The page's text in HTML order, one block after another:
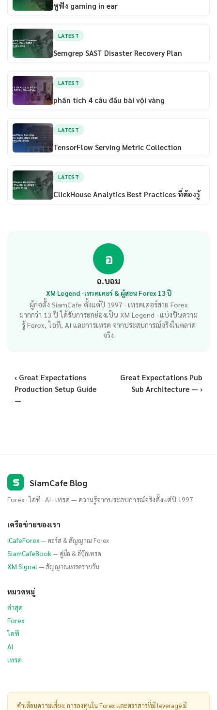
หูฟัง gaming in ear
LATEST
Semgrep SAST Disaster Recovery Plan
LATEST
phân tích 4 câu đầu bài vội vàng
LATEST
TensorFlow Serving Metric Collection
LATEST
ClickHouse Analytics Best Practices ที่ต้องรู้
อ
อ.บอม
XM Legend · เทรดเดอร์ & ผู้สอน Forex 13 ปี
ผู้ก่อตั้ง SiamCafe ตั้งแต่ปี 1997 · เทรดเดอร์สาย Forex
มากกว่า 13 ปี ได้รับการยกย่องเป็น XM Legend · แบ่งปันความ
รู้ Forex, ไอที, AI และการเทรด จากประสบการณ์จริงในตลาด
จริง
‹ Great Expectations
Production Setup Guide
—
Great Expectations Pub
Sub Architecture — ›
S SiamCafe Blog
Forex · ไอที · AI · เทรด — ความรู้จากประสบการณ์จริงตั้งแต่ปี 1997
เครือข่ายของเรา
iCafeForex— คอร์ส & สัญญาณ Forex
SiamCafeBook— คู่มือ & อีบุ๊กเทรด
XM Signal — สัญญาณเทรดรายวัน
หมวดหมู่
ล่าสุด
Forex
ไอที
AI
เทรด
คำเตือนความเสี่ยง: การลงทุนใน Forex และตราสารที่มี leverage มี